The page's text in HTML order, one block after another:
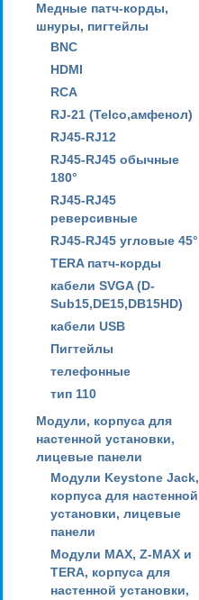
Медные патч-корды,
шнуры, пигтейлы
BNC
HDMI
RCA
RJ-21 (Telco,амфенол)
RJ45-RJ12
RJ45-RJ45 обычные
180°
RJ45-RJ45
реверсивные
RJ45-RJ45 угловые 45°
TERA патч-корды
кабели SVGA (D-
Sub15,DE15,DB15HD)
кабели USB
Пигтейлы
телефонные
тип 110
Модули, корпуса для
настенной установки,
лицевые панели
Модули Keystone Jack,
корпуса для настенной
установки, лицевые
панели
Модули MAX, Z-MAX и
TERA, корпуса для
настенной установки,